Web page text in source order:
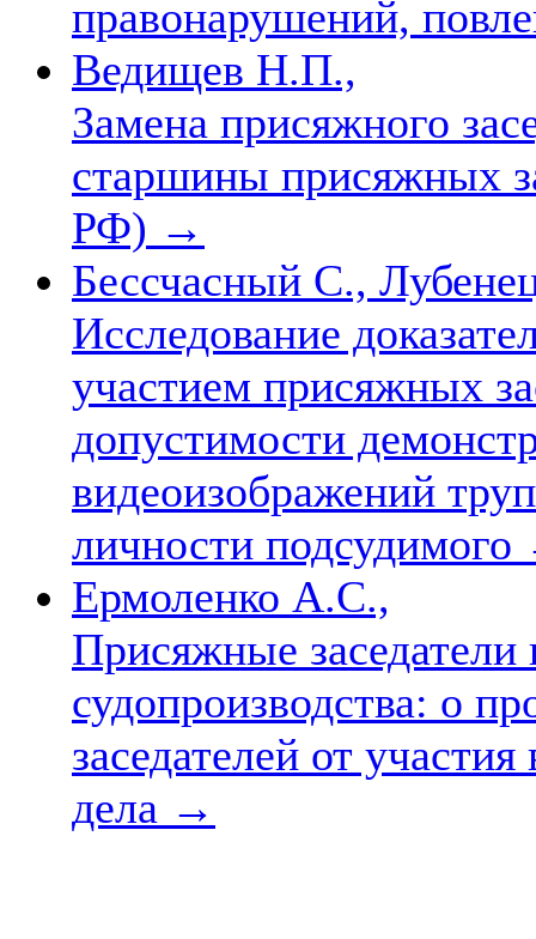
правонарушений,
Ведищев Н.П.,
Замена присяжного
старшины присяжных
РФ) →
Бессчасный С.,
Исследование
участием присяжных
допустимости
видеоизображений
личности подсудимого
Ермоленко А.С.,
Присяжные заседатели
судопроизводства: о
заседателей от
дела →